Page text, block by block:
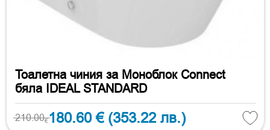
Тоалетна чиния за Моноблок Connect
бяла IDEAL STANDARD
210.00€180.60 € (353.22 лв.)